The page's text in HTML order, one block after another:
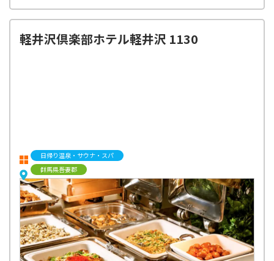
軽井沢倶楽部ホテル軽井沢 1130
日帰り温泉・サウナ・スパ
群馬県吾妻郡